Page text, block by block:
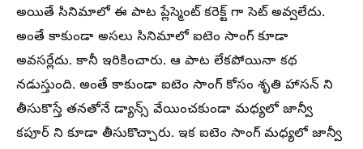
అయితే సినిమాలో ఈ పాట ప్లేస్మెంట్ కరెక్ట్ గా సెట్ అవ్వలేదు.
అంతే కాకుండా అసలు సినిమాలో ఐటెం సాంగ్ కూడా
అవసర్లేదు. కానీ ఇరికించారు. ఆ పాట లేకపోయినా కథ
నడుస్తుంది. అంతే కాకుండా ఐటెం సాంగ్ కోసం శృతి హాసన్ ని
తీసుకొస్తే తనతోనే డ్యాన్స్ వేయించకుండా మధ్యలో జాన్వీ
కపూర్ ని కూడా తీసుకొచ్చారు. ఇక ఐటెం సాంగ్ మధ్యలో జాన్వీ